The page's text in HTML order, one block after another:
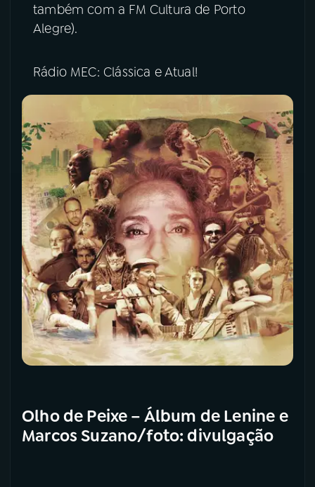
também com a FM Cultura de Porto
Alegre).
Rádio MEC: Clássica e Atual!
Olho de Peixe – Álbum de Lenine e
Marcos Suzano/foto: divulgação